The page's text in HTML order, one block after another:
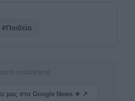
#Παιδεία
αναζήτησης
μας στο Google News ★ ↗